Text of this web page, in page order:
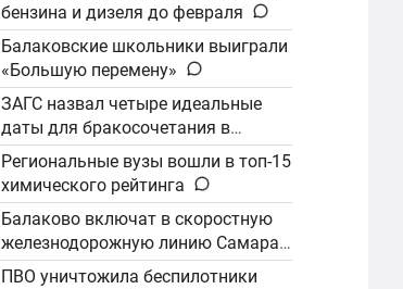
бензина и дизеля до февраля
Балаковские школьники выиграли
«Большую перемену»
ЗАГС назвал четыре идеальные
даты для бракосочетания в
сентябре
Региональные вузы вошли в топ-15
химического рейтинга
Балаково включат в скоростную
железнодорожную линию Самара–
Саратов
ПВО уничтожила беспилотники